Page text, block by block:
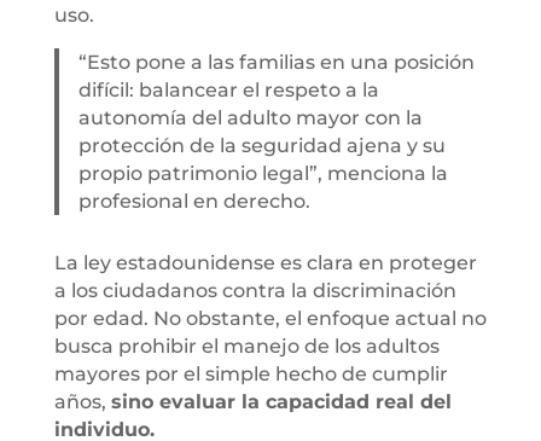
uso.
“Esto pone a las familias en una posición
difícil: balancear el respeto a la
autonomía del adulto mayor con la
protección de la seguridad ajena y su
propio patrimonio legal”, menciona la
profesional en derecho.
La ley estadounidense es clara en proteger
a los ciudadanos contra la discriminación
por edad. No obstante, el enfoque actual no
busca prohibir el manejo de los adultos
mayores por el simple hecho de cumplir
años, sino evaluar la capacidad real del
individuo.